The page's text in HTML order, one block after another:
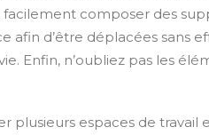
composer des
afin d’être déplacées sans
Enfin, n’oubliez pas les
plusieurs espaces de